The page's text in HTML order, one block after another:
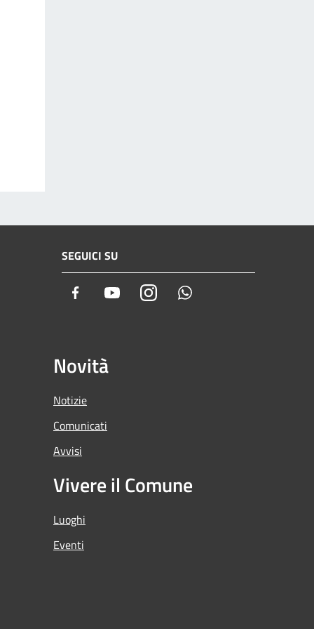
SEGUICI SU
Facebook YoutubeInstagram
Novità
Notizie
Comunicati
Avvisi
Vivere il Comune
Luoghi
Eventi